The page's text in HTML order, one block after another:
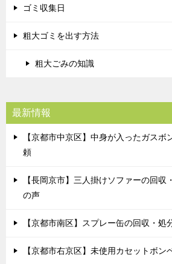
ゴミ収集日
粗大ゴミを出す方法
粗大ごみの知識
最新情報
【京都市中京区】中身が入ったガスボ
頼
【長岡京市】三人掛けソファーの回
の声
【京都市南区】スプレー缶の回収・
【京都市右京区】未使用カセットボン